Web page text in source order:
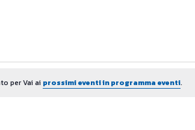
per Vai ai prossimi eventi in programma eventi.